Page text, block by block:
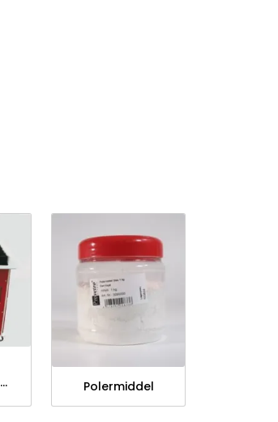
Polermiddel